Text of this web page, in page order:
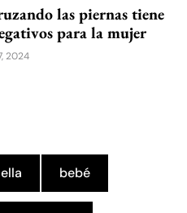
las piernas tiene
para la mujer
2024
bebé